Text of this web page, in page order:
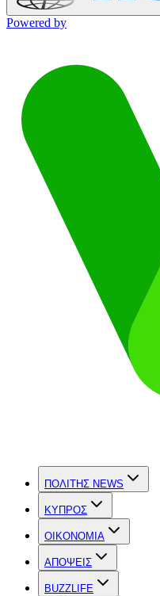
Powered by
ΠΟΛΙΤΗΣ NEWS
ΚΥΠΡΟΣ
OIKONOMIA
ΑΠΟΨΕΙΣ
BUZZLIFE